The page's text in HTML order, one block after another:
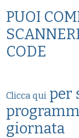
PUOI
CODE
Clicca qui per
giornata